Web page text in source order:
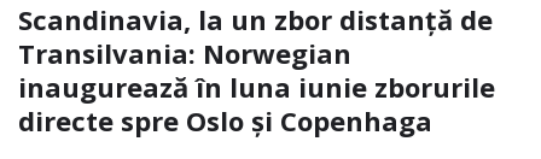
Scandinavia, la un zbor distanță de
Transilvania: Norwegian
inaugurează în luna iunie zborurile
directe spre Oslo și Copenhaga